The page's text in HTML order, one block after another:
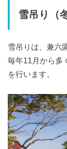
雪吊り（
雪吊りは、兼六
毎年11月から多
を行います。